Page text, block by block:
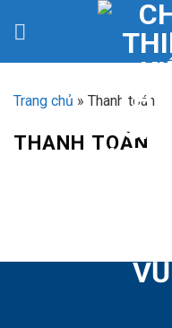
Trang chủ » Thanh toán
THANH TOÁN